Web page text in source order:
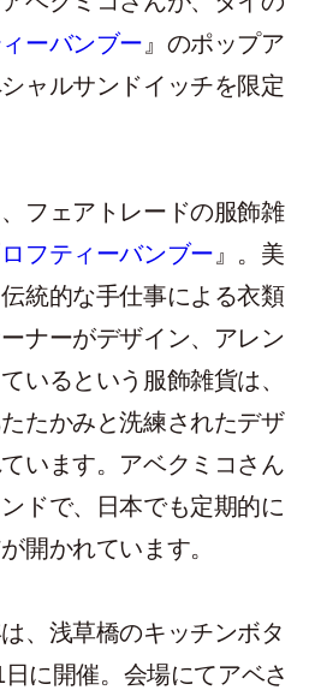
ーバンブー 』のポップア
ャルサンドイッチを限定
フェアトレードの服飾雑
ロフティーバンブー 』。美
統的な手仕事による衣類
ナーがデザイン、アレン
いるという服飾雑貨は、
たかみと洗練されたデザ
います。アベクミコさん
ドで、日本でも定期的に
開かれています。
、浅草橋のキッチンボタ
に開催。会場にてアベさ